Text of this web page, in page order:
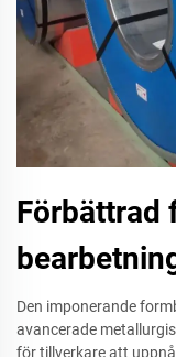
Förbättrad
Den imponerande
avancerade
för tillverkare att